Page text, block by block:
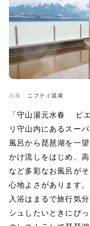
出典： ニフティ温泉
「守山湯元水春 ピ
リ守山内にあるスー
風呂から琵琶湖を一
かけ流しをはじめ、
など多彩なお風呂が
心地よさがあります
入浴はまるで旅行気
シュしたいときにぴ